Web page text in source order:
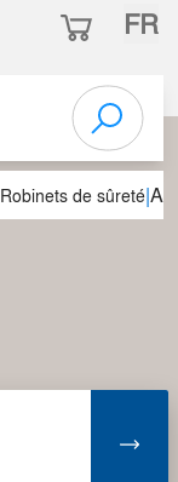
FR
Robinets de sûreté|